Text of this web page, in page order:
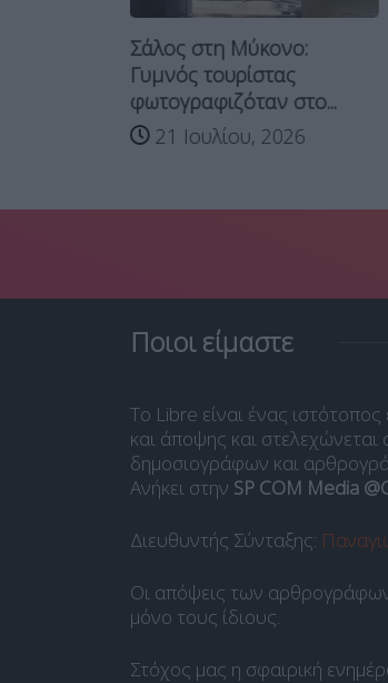
Σάλος στη Μύκονο:
Γυμνός τουρίστας
φωτογραφιζόταν στο...
21 Ιουλίου, 2026
Ποιοι είμαστε
Το Libre είναι ένας
και άποψης και
δημοσιογράφων και
Ανήκει στην SP COM Media
Διευθυντής Σύνταξης:
Οι απόψεις των
μόνο τους ίδιους.
Στόχος μας η σφαιρική